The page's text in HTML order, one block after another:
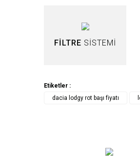
Dacia Lodgy Sağ Rot
FİLTRE SİSTEMİ
Etiketler :
dacia lodgy rot başı fiyatı